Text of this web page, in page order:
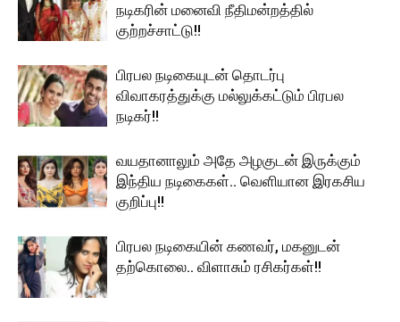
நடிகரின் மனைவி நீதிமன்றத்தில்
குற்றச்சாட்டு!!
பிரபல நடிகையுடன் தொடர்பு
விவாகரத்துக்கு மல்லுக்கட்டும் பிரபல
நடிகர்!!
வயதானாலும் அதே அழகுடன் இருக்கும்
இந்திய நடிகைகள்.. வெளியான இரகசிய
குறிப்பு!!
பிரபல நடிகையின் கணவர், மகனுடன்
தற்கொலை.. விளாசும் ரசிகர்கள்!!